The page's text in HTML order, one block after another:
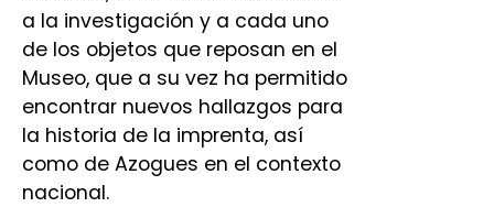
a la investigación y a cada uno
de los objetos que reposan en el
Museo, que a su vez ha permitido
encontrar nuevos hallazgos para
la historia de la imprenta, así
como de Azogues en el contexto
nacional.